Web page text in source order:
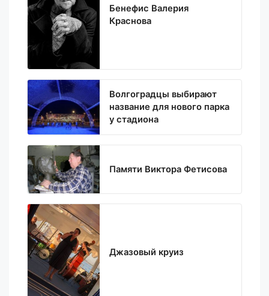
Бенефис Валерия
Краснова
Волгоградцы выбирают
название для нового парка
у стадиона
Памяти Виктора Фетисова
Джазовый круиз